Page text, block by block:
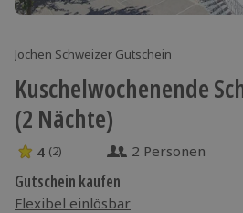
Jochen Schweizer Gutschein
Kuschelwochenende
(2 Nächte)
4 Sterne von 5 aus 2 Bewertungen
4 (2) 2 Personen
Gutschein kaufen
Flexibel einlösbar